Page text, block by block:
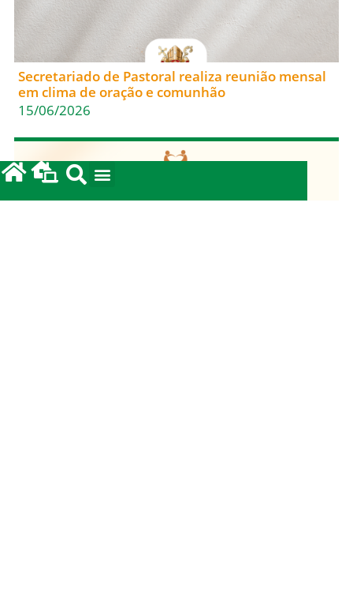
Secretariado de Pastoral realiza reunião mensal
em clima de oração e comunhão
15/06/2026